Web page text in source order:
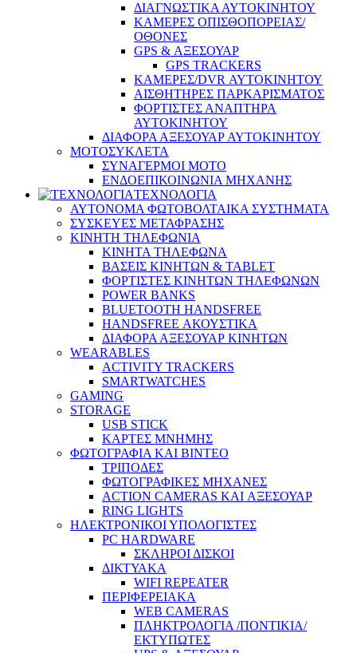
ΔΙΑΓΝΩΣΤΙΚΑ ΑΥΤΟΚΙΝΗΤΟΥ
ΚΑΜΕΡΕΣ ΟΠΙΣΘΟΠΟΡΕΙΑΣ/
ΟΘΟΝΕΣ
GPS & ΑΞΕΣΟΥΑΡ
GPS TRACKERS
ΚΑΜΕΡΕΣ/DVR ΑΥΤΟΚΙΝΗΤΟΥ
ΑΙΣΘΗΤΗΡΕΣ ΠΑΡΚΑΡΙΣΜΑΤΟΣ
ΦΟΡΤΙΣΤΕΣ ΑΝΑΠΤΗΡΑ
ΑΥΤΟΚΙΝΗΤΟΥ
ΔΙΑΦΟΡΑ ΑΞΕΣΟΥΑΡ ΑΥΤΟΚΙΝΗΤΟΥ
ΜΟΤΟΣΥΚΛΕΤΑ
ΣΥΝΑΓΕΡΜΟΙ ΜΟΤΟ
ΕΝΔΟΕΠΙΚΟΙΝΩΝΙΑ ΜΗΧΑΝΗΣ
ΤΕΧΝΟΛΟΓΙΑ
ΑΥΤΟΝΟΜΑ ΦΩΤΟΒΟΛΤΑΙΚΑ ΣΥΣΤΗΜΑΤΑ
ΣΥΣΚΕΥΕΣ ΜΕΤΑΦΡΑΣΗΣ
ΚΙΝΗΤΗ ΤΗΛΕΦΩΝΙΑ
ΚΙΝΗΤΑ ΤΗΛΕΦΩΝΑ
ΒΑΣΕΙΣ ΚΙΝΗΤΩΝ & TABLET
ΦΟΡΤΙΣΤΕΣ ΚΙΝΗΤΩΝ ΤΗΛΕΦΩΝΩΝ
POWER BANKS
BLUETOOTH HANDSFREE
HANDSFREE ΑΚΟΥΣΤΙΚΑ
ΔΙΑΦΟΡΑ ΑΞΕΣΟΥΑΡ ΚΙΝΗΤΩΝ
WEARABLES
ACTIVITY TRACKERS
SMARTWATCHES
GAMING
STORAGE
USB STICK
ΚΑΡΤΕΣ ΜΝΗΜΗΣ
ΦΩΤΟΓΡΑΦΙΑ ΚΑΙ ΒΙΝΤΕΟ
ΤΡΙΠΟΔΕΣ
ΦΩΤΟΓΡΑΦΙΚΕΣ ΜΗΧΑΝΕΣ
ACTION CAMERAS KAI ΑΞΕΣΟΥΑΡ
RING LIGHTS
ΗΛΕΚΤΡΟΝΙΚΟΙ ΥΠΟΛΟΓΙΣΤΕΣ
PC HARDWARE
ΣΚΛΗΡΟΙ ΔΙΣΚΟΙ
ΔΙΚΤΥΑΚΑ
WIFI REPEATER
ΠΕΡΙΦΕΡΕΙΑΚΑ
WEB CAMERAS
ΠΛΗΚΤΡΟΛΟΓΙΑ /ΠΟΝΤΙΚΙΑ/
ΕΚΤΥΠΩΤΕΣ